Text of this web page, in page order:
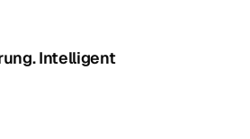
Intelligent